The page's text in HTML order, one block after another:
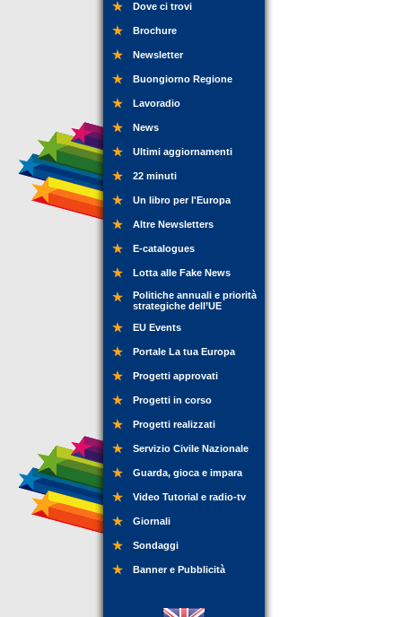
Dove ci trovi
Brochure
Newsletter
Buongiorno Regione
Lavoradio
News
Ultimi aggiornamenti
22 minuti
Un libro per l'Europa
Altre Newsletters
E-catalogues
Lotta alle Fake News
Politiche annuali e priorità
strategiche dell’UE
EU Events
Portale La tua Europa
Progetti approvati
Progetti in corso
Progetti realizzati
Servizio Civile Nazionale
Guarda, gioca e impara
Video Tutorial e radio-tv
Giornali
Sondaggi
Banner e Pubblicità